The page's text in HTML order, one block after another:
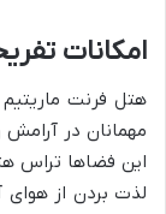
امکانات
هتل فرنت ماریتیم
مهمانان در آرامش
این فضاها تراس
لذت بردن از هوای